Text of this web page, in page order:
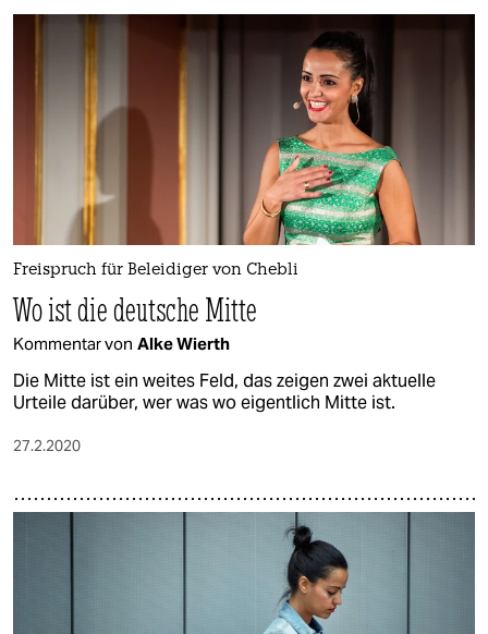
Freispruch für Beleidiger von Chebli
Wo ist die deutsche Mitte
Kommentar von Alke Wierth
Die Mitte ist ein weites Feld, das zeigen zwei aktuelle
Urteile darüber, wer was wo eigentlich Mitte ist.
27.2.2020